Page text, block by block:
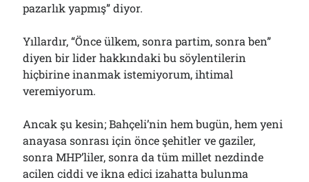
pazarlık yapmış” diyor.
Yıllardır, “Önce ülkem, sonra partim, sonra ben”
diyen bir lider hakkındaki bu söylentilerin
hiçbirine inanmak istemiyorum, ihtimal
veremiyorum.
Ancak şu kesin; Bahçeli’nin hem bugün, hem yeni
anayasa sonrası için önce şehitler ve gaziler,
sonra MHP’liler, sonra da tüm millet nezdinde
acilen ciddi ve ikna edici izahatta bulunma